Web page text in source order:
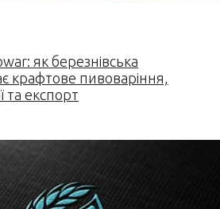
як березнівська
крафтове пивоваріння,
та експорт